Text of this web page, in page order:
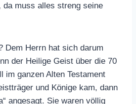
da muss alles streng seine
Dem Herrn hat sich darum
der Heilige Geist über die 70
im ganzen Alten Testament
und Könige kam, dann
angesagt. Sie waren völlig